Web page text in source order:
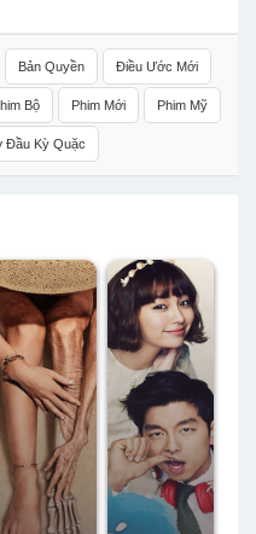
Bản Quyền Điều Ước Mới
Bộ Phim Mới Phim Mỹ
Đầu Kỳ Quặc